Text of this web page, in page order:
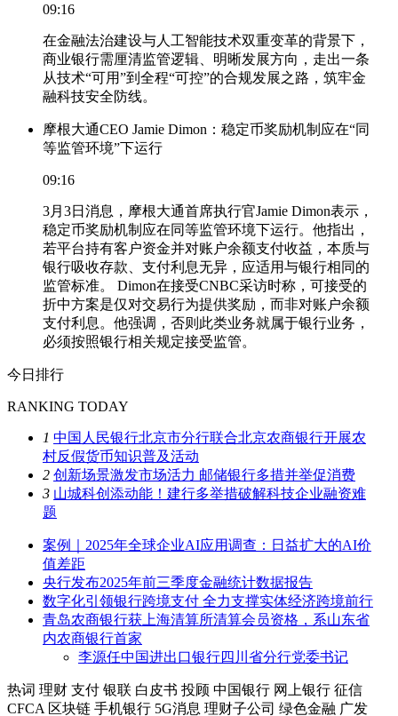
09:16
在金融法治建设与人工智能技术双重变革的背景下，
商业银行需厘清监管逻辑、明晰发展方向，走出一条
从技术“可用”到全程“可控”的合规发展之路，筑牢金
融科技安全防线。
摩根大通CEO Jamie Dimon：稳定币奖励机制应在“同
等监管环境”下运行
09:16
3月3日消息，摩根大通首席执行官Jamie Dimon表示，
稳定币奖励机制应在同等监管环境下运行。他指出，
若平台持有客户资金并对账户余额支付收益，本质与
银行吸收存款、支付利息无异，应适用与银行相同的
监管标准。 Dimon在接受CNBC采访时称，可接受的
折中方案是仅对交易行为提供奖励，而非对账户余额
支付利息。他强调，否则此类业务就属于银行业务，
必须按照银行相关规定接受监管。
今日排行
RANKING TODAY
1 中国人民银行北京市分行联合北京农商银行开展农
村反假货币知识普及活动
2 创新场景激发市场活力 邮储银行多措并举促消费
3 山城科创添动能！建行多举措破解科技企业融资难
题
案例｜2025年全球企业AI应用调查：日益扩大的AI价
值差距
央行发布2025年前三季度金融统计数据报告
数字化引领银行跨境支付 全力支撑实体经济跨境前行
青岛农商银行获上海清算所清算会员资格，系山东省
内农商银行首家
李源任中国进出口银行四川省分行党委书记
热词 理财 支付 银联 白皮书 投顾 中国银行 网上银行 征信
CFCA 区块链 手机银行 5G消息 理财子公司 绿色金融 广发